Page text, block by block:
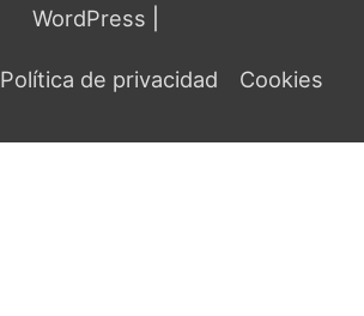
WordPress
Política de privacidad Cookies